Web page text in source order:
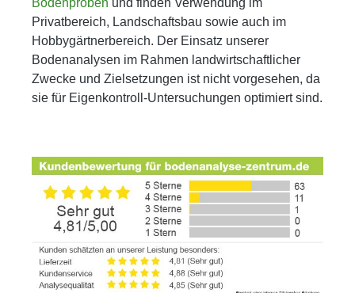
Privatbereich, Landschaftsbau sowie auch im
Hobbygärtnerbereich. Der Einsatz unserer
Bodenanalysen im Rahmen landwirtschaftlicher
Zwecke und Zielsetzungen ist nicht vorgesehen, da
sie für Eigenkontroll-Untersuchungen optimiert sind.